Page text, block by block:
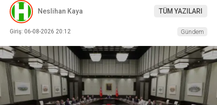
Neslihan Kaya TÜM YAZILARI
Giriş: 06-08-2026 20:12 Gündem